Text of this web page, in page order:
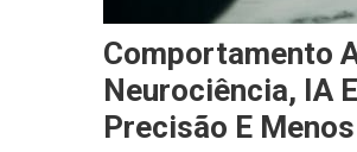
Comportamento
Neurociência, IA
Precisão E